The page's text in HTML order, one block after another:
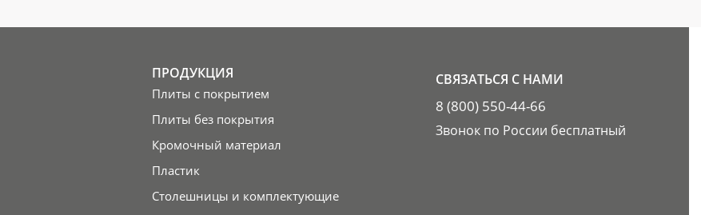
ПРОДУКЦИЯ
Плиты с покрытием
Плиты без покрытия
Кромочный материал
Пластик
Столешницы и комплектующие
СВЯЗАТЬСЯ С НАМИ
8 (800) 550-44-66
Звонок по России бесплатный